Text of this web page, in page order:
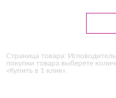
Страница товара:
покупки товара выберете
«Купить в 1 клик».